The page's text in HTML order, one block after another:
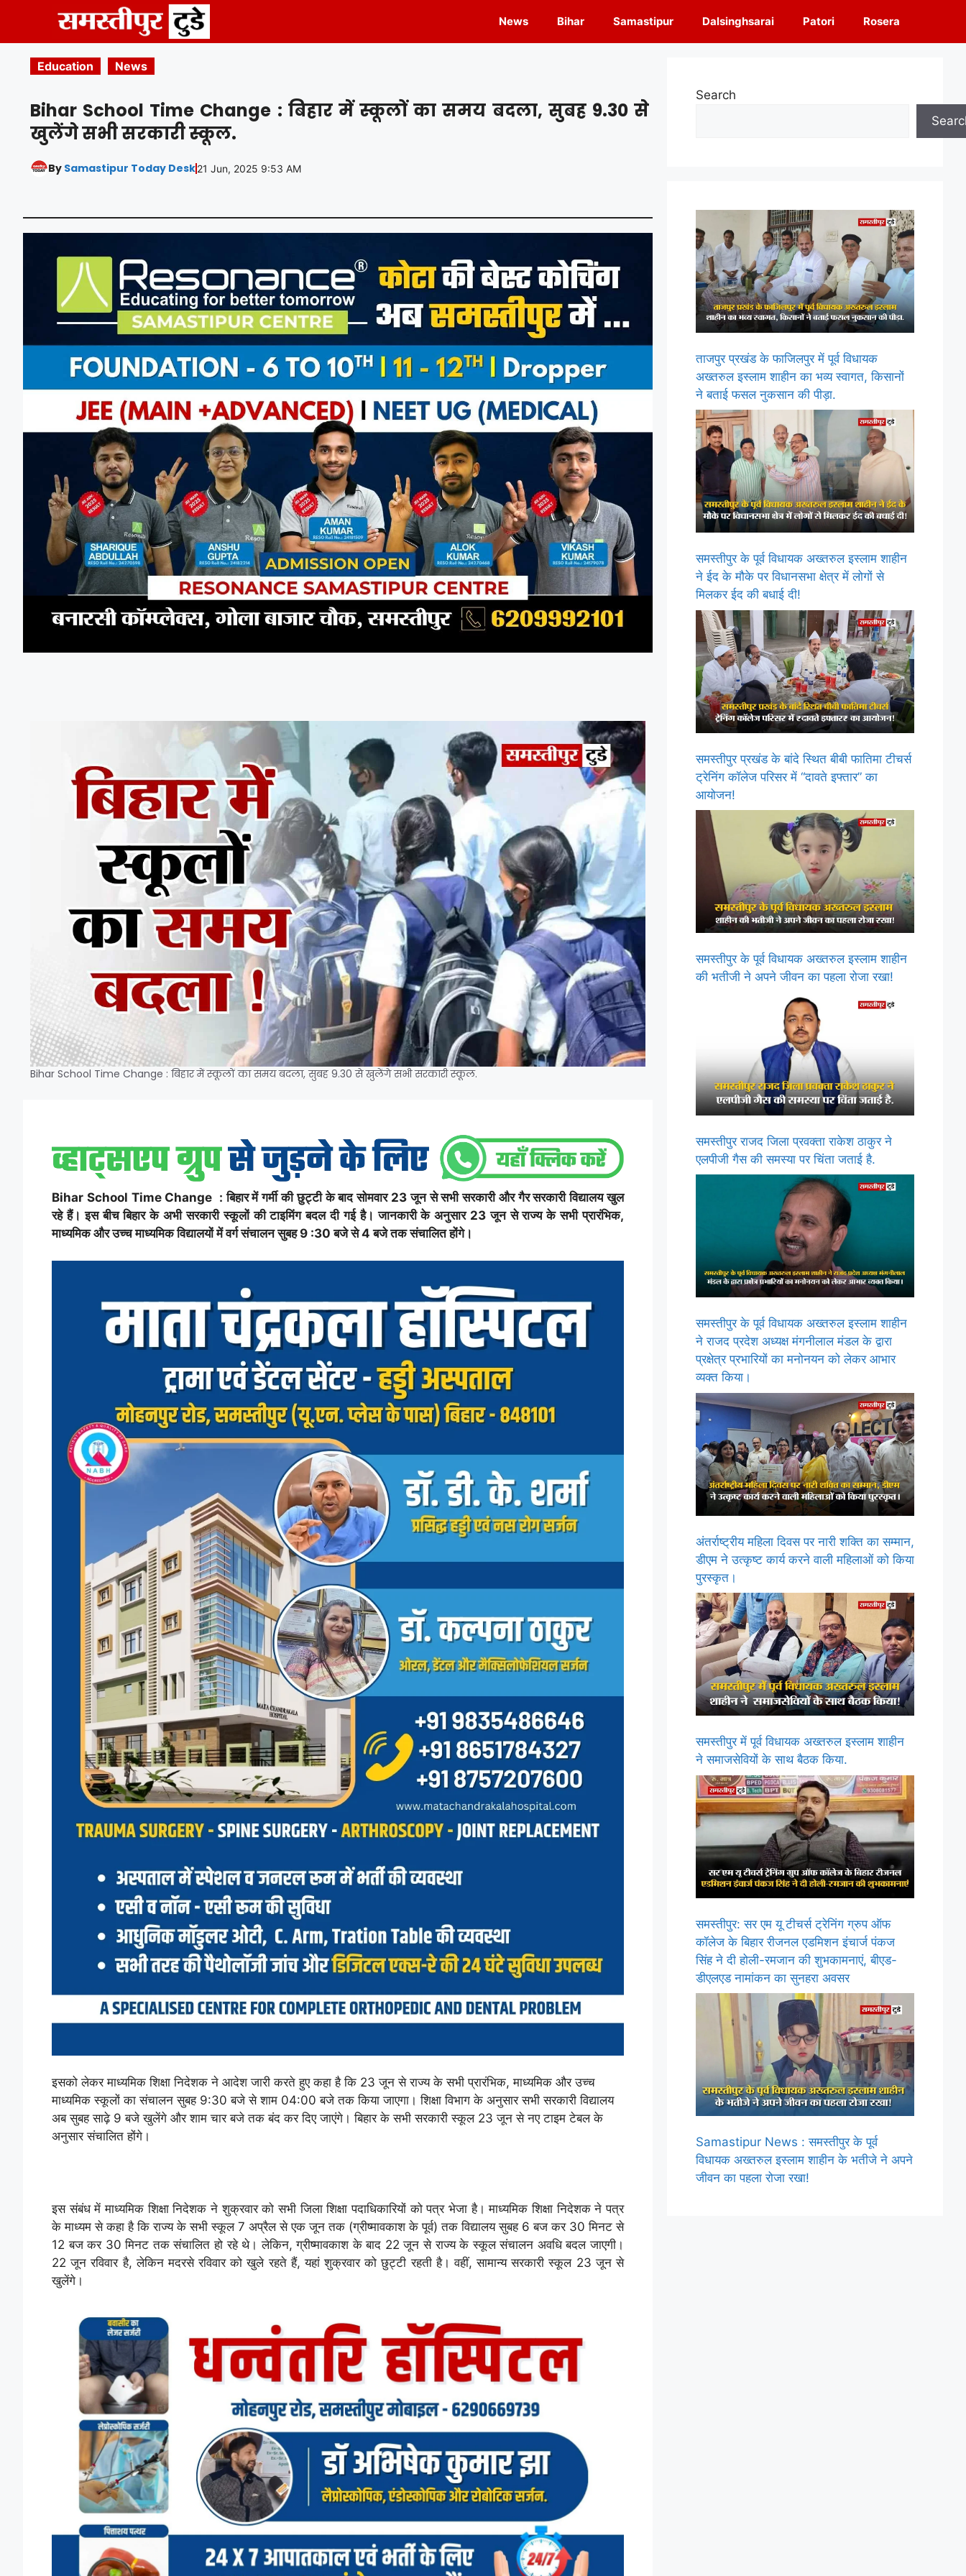
content
News Bihar Samastipur Dalsinghsarai Patori Rosera
Education News
Bihar School Time Change : बिहार में स्कूलों का समय बदला, सुबह 9.30 से
खुलेंगे सभी सरकारी स्कूल.
By Samastipur Today Desk21 Jun, 2025 9:53 AM
Bihar School Time Change : बिहार में स्कूलों का समय बदला, सुबह 9.30 से खुलेंगे सभी सरकारी स्कूल.
Bihar School Time Change : बिहार में गर्मी की छुट्टी के बाद सोमवार 23 जून से सभी सरकारी और गैर सरकारी विद्यालय खुल
रहे हैं। इस बीच बिहार के अभी सरकारी स्कूलों की टाइमिंग बदल दी गई है। जानकारी के अनुसार 23 जून से राज्य के सभी प्रारंभिक,
माध्यमिक और उच्च माध्यमिक विद्यालयों में वर्ग संचालन सुबह 9 :30 बजे से 4 बजे तक संचालित होंगे।
इसको लेकर माध्यमिक शिक्षा निदेशक ने आदेश जारी करते हुए कहा है कि 23 जून से राज्य के सभी प्रारंभिक, माध्यमिक और उच्च
माध्यमिक स्कूलों का संचालन सुबह 9:30 बजे से शाम 04:00 बजे तक किया जाएगा। शिक्षा विभाग के अनुसार सभी सरकारी विद्यालय
अब सुबह साढ़े 9 बजे खुलेंगे और शाम चार बजे तक बंद कर दिए जाएंगे। बिहार के सभी सरकारी स्कूल 23 जून से नए टाइम टेबल के
अनुसार संचालित होंगे।
इस संबंध में माध्यमिक शिक्षा निदेशक ने शुक्रवार को सभी जिला शिक्षा पदाधिकारियों को पत्र भेजा है। माध्यमिक शिक्षा निदेशक ने पत्र
के माध्यम से कहा है कि राज्य के सभी स्कूल 7 अप्रैल से एक जून तक (ग्रीष्मावकाश के पूर्व) तक विद्यालय सुबह 6 बज कर 30 मिनट से
12 बज कर 30 मिनट तक संचालित हो रहे थे। लेकिन, ग्रीष्मावकाश के बाद 22 जून से राज्य के स्कूल संचालन अवधि बदल जाएगी।
22 जून रविवार है, लेकिन मदरसे रविवार को खुले रहते हैं, यहां शुक्रवार को छुट्टी रहती है। वहीं, सामान्य सरकारी स्कूल 23 जून से
खुलेंगे।
Search
ताजपुर प्रखंड के फाजिलपुर में पूर्व विधायक
अख्तरुल इस्लाम शाहीन का भव्य स्वागत, किसानों
ने बताई फसल नुकसान की पीड़ा.
समस्तीपुर के पूर्व विधायक अख्तरुल इस्लाम शाहीन
ने ईद के मौके पर विधानसभा क्षेत्र में लोगों से
मिलकर ईद की बधाई दी!
समस्तीपुर प्रखंड के बांदे स्थित बीबी फातिमा टीचर्स
ट्रेनिंग कॉलेज परिसर में “दावते इफ्तार” का
आयोजन!
समस्तीपुर के पूर्व विधायक अख्तरुल इस्लाम शाहीन
की भतीजी ने अपने जीवन का पहला रोजा रखा!
समस्तीपुर राजद जिला प्रवक्ता राकेश ठाकुर ने
एलपीजी गैस की समस्या पर चिंता जताई है.
समस्तीपुर के पूर्व विधायक अख्तरुल इस्लाम शाहीन
ने राजद प्रदेश अध्यक्ष मंगनीलाल मंडल के द्वारा
प्रक्षेत्र प्रभारियों का मनोनयन को लेकर आभार
व्यक्त किया।
अंतर्राष्ट्रीय महिला दिवस पर नारी शक्ति का सम्मान,
डीएम ने उत्कृष्ट कार्य करने वाली महिलाओं को किया
पुरस्कृत।
समस्तीपुर में पूर्व विधायक अख्तरुल इस्लाम शाहीन
ने समाजसेवियों के साथ बैठक किया.
समस्तीपुर: सर एम यू टीचर्स ट्रेनिंग ग्रुप ऑफ
कॉलेज के बिहार रीजनल एडमिशन इंचार्ज पंकज
सिंह ने दी होली-रमजान की शुभकामनाएं, बीएड-
डीएलएड नामांकन का सुनहरा अवसर
Samastipur News : समस्तीपुर के पूर्व
विधायक अख्तरुल इस्लाम शाहीन के भतीजे ने अपने
जीवन का पहला रोजा रखा!